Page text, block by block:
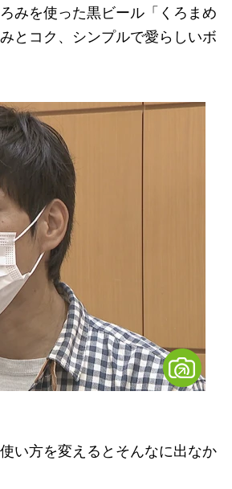
みを使った黒ビール「くろまめ
とコク、シンプルで愛らしいボ
い方を変えるとそんなに出なか